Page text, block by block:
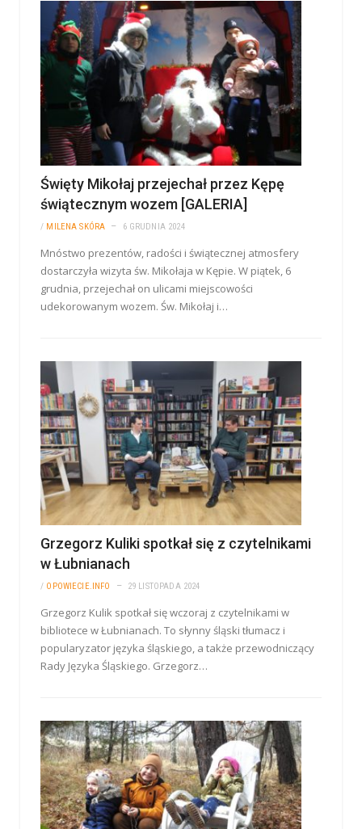
Święty Mikołaj przejechał przez Kępę
świątecznym wozem [GALERIA]
/ MILENA SKÓRA 6 GRUDNIA 2024
Mnóstwo prezentów, radości i świątecznej atmosfery
dostarczyła wizyta św. Mikołaja w Kępie. W piątek, 6
grudnia, przejechał on ulicami miejscowości
udekorowanym wozem. Św. Mikołaj i…
Grzegorz Kuliki spotkał się z czytelnikami
w Łubnianach
/ OPOWIECIE.INFO 29 LISTOPADA 2024
Grzegorz Kulik spotkał się wczoraj z czytelnikami w
bibliotece w Łubnianach. To słynny śląski tłumacz i
popularyzator języka śląskiego, a także przewodniczący
Rady Języka Śląskiego. Grzegorz…